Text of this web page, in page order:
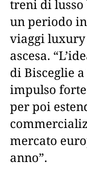
treni di lusso
un periodo
viaggi
ascesa.
di Bisceglie
impulso
per poi
mercato
anno”.